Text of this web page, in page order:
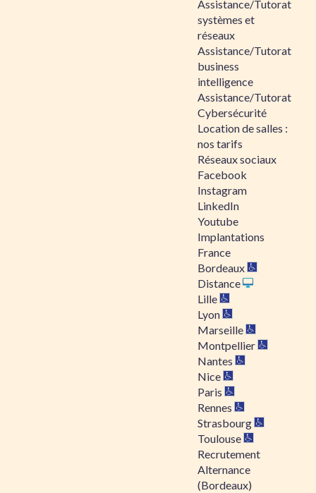
Assistance/Tutorat
systèmes et
réseaux
Assistance/Tutorat
business
intelligence
Assistance/Tutorat
Cybersécurité
Location de salles :
nos tarifs
Réseaux sociaux
Facebook
Instagram
LinkedIn
Youtube
Implantations
France
Bordeaux
Distance
Lille
Lyon
Marseille
Montpellier
Nantes
Nice
Paris
Rennes
Strasbourg
Toulouse
Recrutement
Alternance
(Bordeaux)